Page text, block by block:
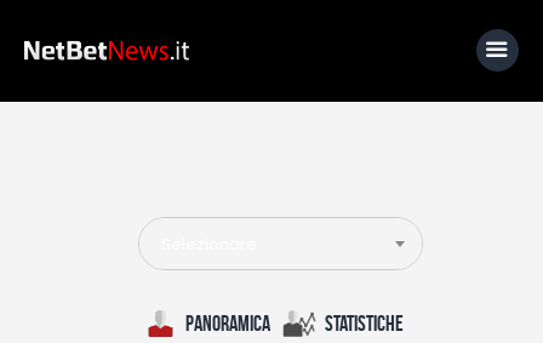
News
Calcio
Basket
Panoramica Statistiche